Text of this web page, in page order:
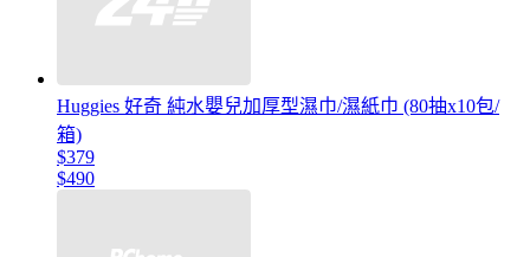
Huggies 好奇 純水嬰兒加厚型濕巾/濕紙巾 (80抽x10包/
箱)
$379
$490